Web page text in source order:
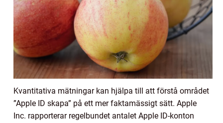
Kvantitativa mätningar kan hjälpa till att förstå området
”Apple ID skapa” på ett mer faktamässigt sätt. Apple
Inc. rapporterar regelbundet antalet Apple ID-konton